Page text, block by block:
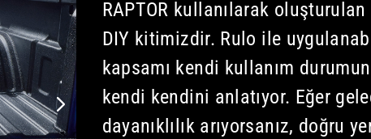
RAPTOR kullanılarak
DIY kitimizdir. Rulo ile
kapsamı kendi kullanım
kendi kendini anlatıyor. Eğer
dayanıklılık arıyorsanız, doğru